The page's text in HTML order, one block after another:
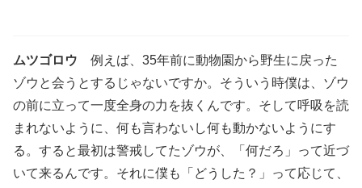
ムツゴロウ 例えば、35年前に動物園から野生に戻った
ゾウと会うとするじゃないですか。そういう時僕は、ゾウ
の前に立って一度全身の力を抜くんです。そして呼吸を読
まれないように、何も言わないし何も動かないようにす
る。すると最初は警戒してたゾウが、「何だろ」って近づ
いて来るんです。それに僕も「どうした？」って応じて、